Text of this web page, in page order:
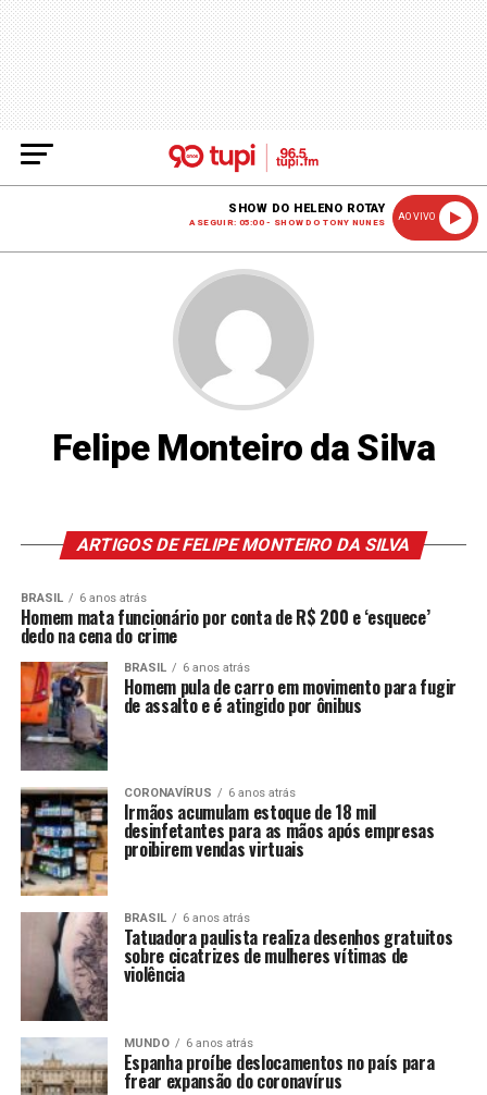
SHOW DO HELENO ROTAY
A SEGUIR: 05:00 - SHOW DO TONY NUNES
AO VIVO
Felipe Monteiro da Silva
ARTIGOS DE FELIPE MONTEIRO DA SILVA
BRASIL 6 anos atrás
Homem mata funcionário por conta de R$ 200 e ‘esquece’
dedo na cena do crime
BRASIL 6 anos atrás
Homem pula de carro em movimento para fugir
de assalto e é atingido por ônibus
CORONAVÍRUS 6 anos atrás
Irmãos acumulam estoque de 18 mil
desinfetantes para as mãos após empresas
proibirem vendas virtuais
BRASIL 6 anos atrás
Tatuadora paulista realiza desenhos gratuitos
sobre cicatrizes de mulheres vítimas de
violência
MUNDO 6 anos atrás
Espanha proíbe deslocamentos no país para
frear expansão do coronavírus